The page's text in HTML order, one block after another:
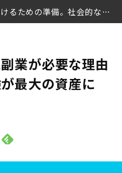
定年後も働き続けるための準備。社会的なつながりを持続させる有効な手段
すすめの理由
来の収入源と幸福を確保する
の準備。社会的なつながりを
業が必要な理由
最大の資産に